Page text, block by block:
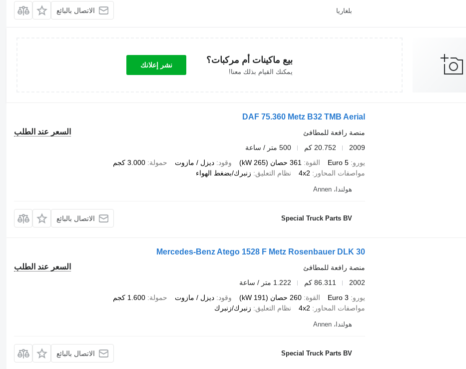
بلغاريا الاتصال بالبائع
بيع ماكينات أم مركبات؟
يمكنك القيام بذلك معنا!
نشر إعلانك
DAF 75.360 Metz B32 TMB Aerial
السعر عند الطلب
منصة رافعة للمطافئ
2009
20.752 كم
500 متر / ساعة
يورو Euro 5 القوة 361 حصان (265 kW) وقود ديزل / مازوت حمولة 3.000 كجم
مواصفات المحاور
4x2 نظام التعليق زنبرك/بضغط الهواء
هولندا، Annen
Special Truck Parts BV الاتصال بالبائع
Mercedes-Benz Atego 1528 F Metz Rosenbauer DLK 30
السعر عند الطلب
منصة رافعة للمطافئ
2002
86.311 كم
1.222 متر / ساعة
يورو
Euro 3 القوة 260 حصان (191 kW) وقود ديزل / مازوت حمولة 1.600 كجم
مواصفات المحاور
4x2 نظام التعليق زنبرك/زنبرك
هولندا، Annen
Special Truck Parts BV الاتصال بالبائع